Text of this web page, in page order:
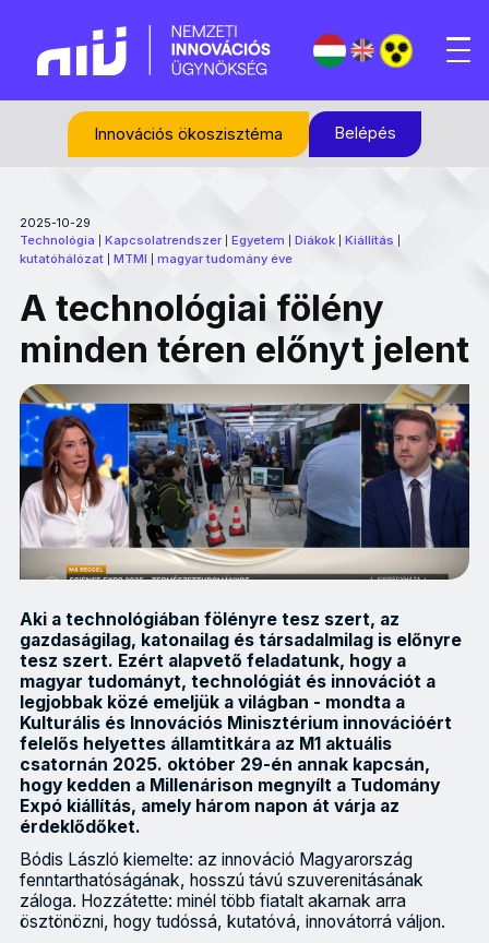
Innovációs ökoszisztéma Belépés
2025-10-29
Technológia Kapcsolatrendszer| Egyetem Diákok| Kiállítás
kutatóhálózat| MTMI magyar tudomány éve
A technológiai fölény
minden téren előnyt jelent
Aki a technológiában fölényre tesz szert, az
gazdaságilag, katonailag és társadalmilag is előnyre
tesz szert. Ezért alapvető feladatunk, hogy a
magyar tudományt, technológiát és innovációt a
legjobbak közé emeljük a világban - mondta a
Kulturális és Innovációs Minisztérium innovációért
felelős helyettes államtitkára az M1 aktuális
csatornán 2025. október 29-én annak kapcsán,
hogy kedden a Millenárison megnyílt a Tudomány
Expó kiállítás, amely három napon át várja az
érdeklődőket.
Bódis László kiemelte: az innováció Magyarország
fenntarthatóságának, hosszú távú szuverenitásának
záloga. Hozzátette: minél több fiatalt akarnak arra
ösztönözni, hogy tudóssá, kutatóvá, innovátorrá váljon.